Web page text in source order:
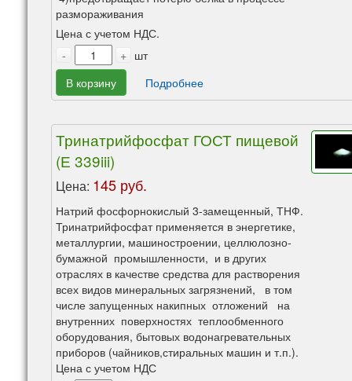
размораживания
Цена с учетом НДС.
-
+ шт
В корзину
Подробнее
Тринатрийфосфат ГОСТ пищевой
(Е 339iii)
Цена: 145 руб.
Натрий фосфорнокислый 3-замещенный, ТНФ.
Тринатрийфосфат применяется в энергетике,
металлургии, машиностроении, целлюлозно-
бумажной промышленности, и в других
отраслях в качестве средства для растворения
всех видов минеральных загрязнений, в том
числе запущенных накипных отложений на
внутренних поверхностях теплообменного
оборудования, бытовых водонагревательных
приборов (чайников,стиральных машин и т.п.).
Цена с учетом НДС